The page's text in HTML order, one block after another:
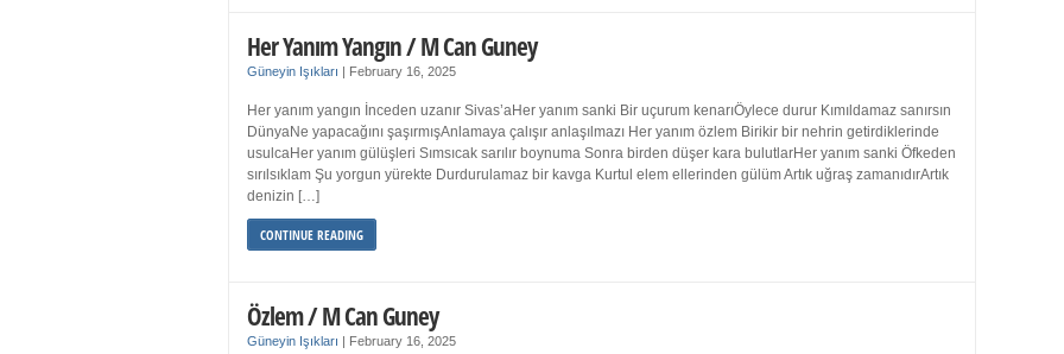
Her Yanım Yangın / M Can Guney
Güneyin Işıkları February 16, 2025
Her yanım yangın İnceden uzanır Sivas’aHer yanım sanki Bir uçurum kenarıÖylece durur Kımıldamaz sanırsın
DünyaNe yapacağını şaşırmışAnlamaya çalışır anlaşılmazı Her yanım özlem Birikir bir nehrin getirdiklerinde
usulcaHer yanım gülüşleri Sımsıcak sarılır boynuma Sonra birden düşer kara bulutlarHer yanım sanki Öfkeden
sırılsıklam Şu yorgun yürekte Durdurulamaz bir kavga Kurtul elem ellerinden gülüm Artık uğraş zamanıdırArtık
denizin […]
CONTINUE READING
Özlem / M Can Guney
Güneyin Işıkları February 16, 2025